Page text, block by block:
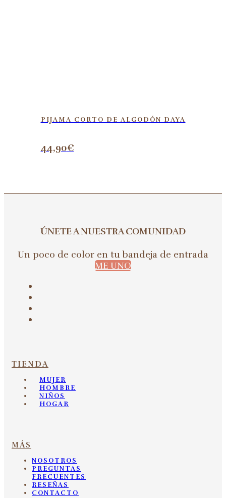
PIJAMA CORTO DE ALGODÓN DAYA
44,90€
ÚNETE A NUESTRA COMUNIDAD
Un poco de color en tu bandeja de entrada
ME UNO
TIENDA
MUJER
HOMBRE
NIÑOS
HOGAR
MÁS
NOSOTROS
PREGUNTAS
FRECUENTES
RESEÑAS
CONTACTO